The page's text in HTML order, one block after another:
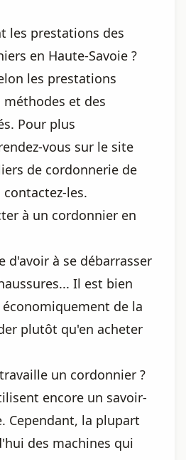
les prestations des
en Haute-Savoie ?
les prestations
méthodes et des
Pour plus
vous sur le site
de cordonnerie de
contactez-les.
à un cordonnier en
d'avoir à se débarrasser
Il est bien
de la
plutôt qu'en acheter
un cordonnier ?
encore un savoir-
Cependant, la plupart
des machines qui